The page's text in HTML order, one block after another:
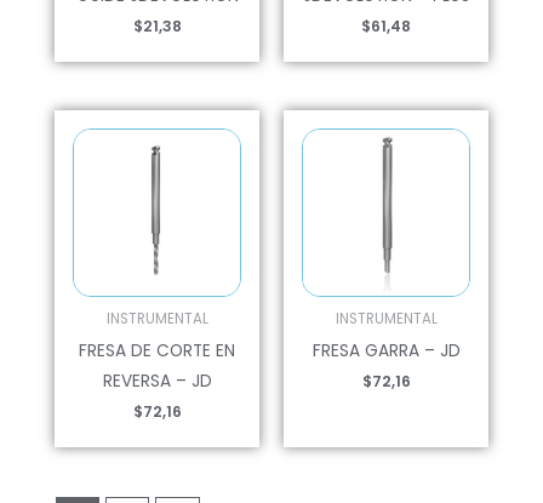
$21,38 $61,48
INSTRUMENTAL
FRESA DE CORTE EN
REVERSA – JD
$72,16
INSTRUMENTAL
FRESA GARRA – JD
$72,16